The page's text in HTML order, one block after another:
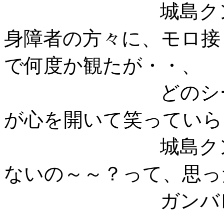
城島クンが愛
身障者の方々に、モロ
で何度か観たが・・、
どのシーンも
が心を開いて笑ってい
城島クン、い
ないの～～？って、思
ガンバレ！